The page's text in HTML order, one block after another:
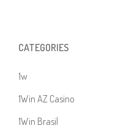
CATEGORIES
1w
1Win AZ Casino
1Win Brasil